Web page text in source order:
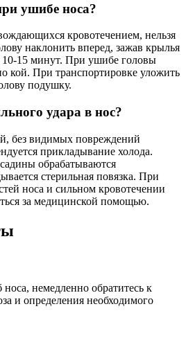
ушибе носа?
кровотечением, нельзя
наклонить вперед, зажав крылья
10-15 минут. При ушибе головы
кой. При транспортировке уложить
подушку.
удара в нос?
без видимых повреждений
прикладывание холода.
обрабатываются
стерильная повязка. При
носа и сильном кровотечении
за медицинской помощью.
немедленно обратитесь к
и определения необходимого